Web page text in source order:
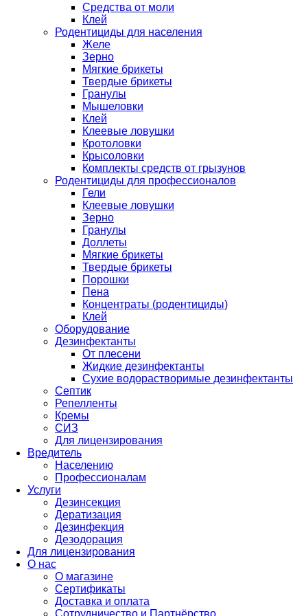
Средства от моли
Клей
Родентициды для населения
Желе
Зерно
Мягкие брикеты
Твердые брикеты
Гранулы
Мышеловки
Клей
Клеевые ловушки
Кротоловки
Крысоловки
Комплекты средств от грызунов
Родентициды для профессионалов
Гели
Клеевые ловушки
Зерно
Гранулы
Доллеты
Мягкие брикеты
Твердые брикеты
Порошки
Пена
Концентраты (родентициды)
Клей
Оборудование
Дезинфектанты
От плесени
Жидкие дезинфектанты
Сухие водорастворимые дезинфектанты
Септик
Репелленты
Кремы
СИЗ
Для лицензирования
Вредитель
Населению
Профессионалам
Услуги
Дезинсекция
Дератизация
Дезинфекция
Дезодорация
Для лицензирования
О нас
О магазине
Сертификаты
Доставка и оплата
Сотрудничество и Партнёрство